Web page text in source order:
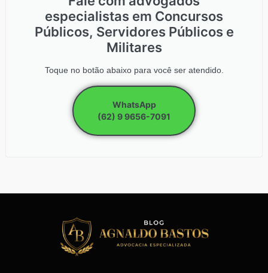
especialistas em Concursos
Públicos, Servidores Públicos e
Militares
Toque no botão abaixo para você ser atendido.
WhatsApp
(62) 9 9656-7091